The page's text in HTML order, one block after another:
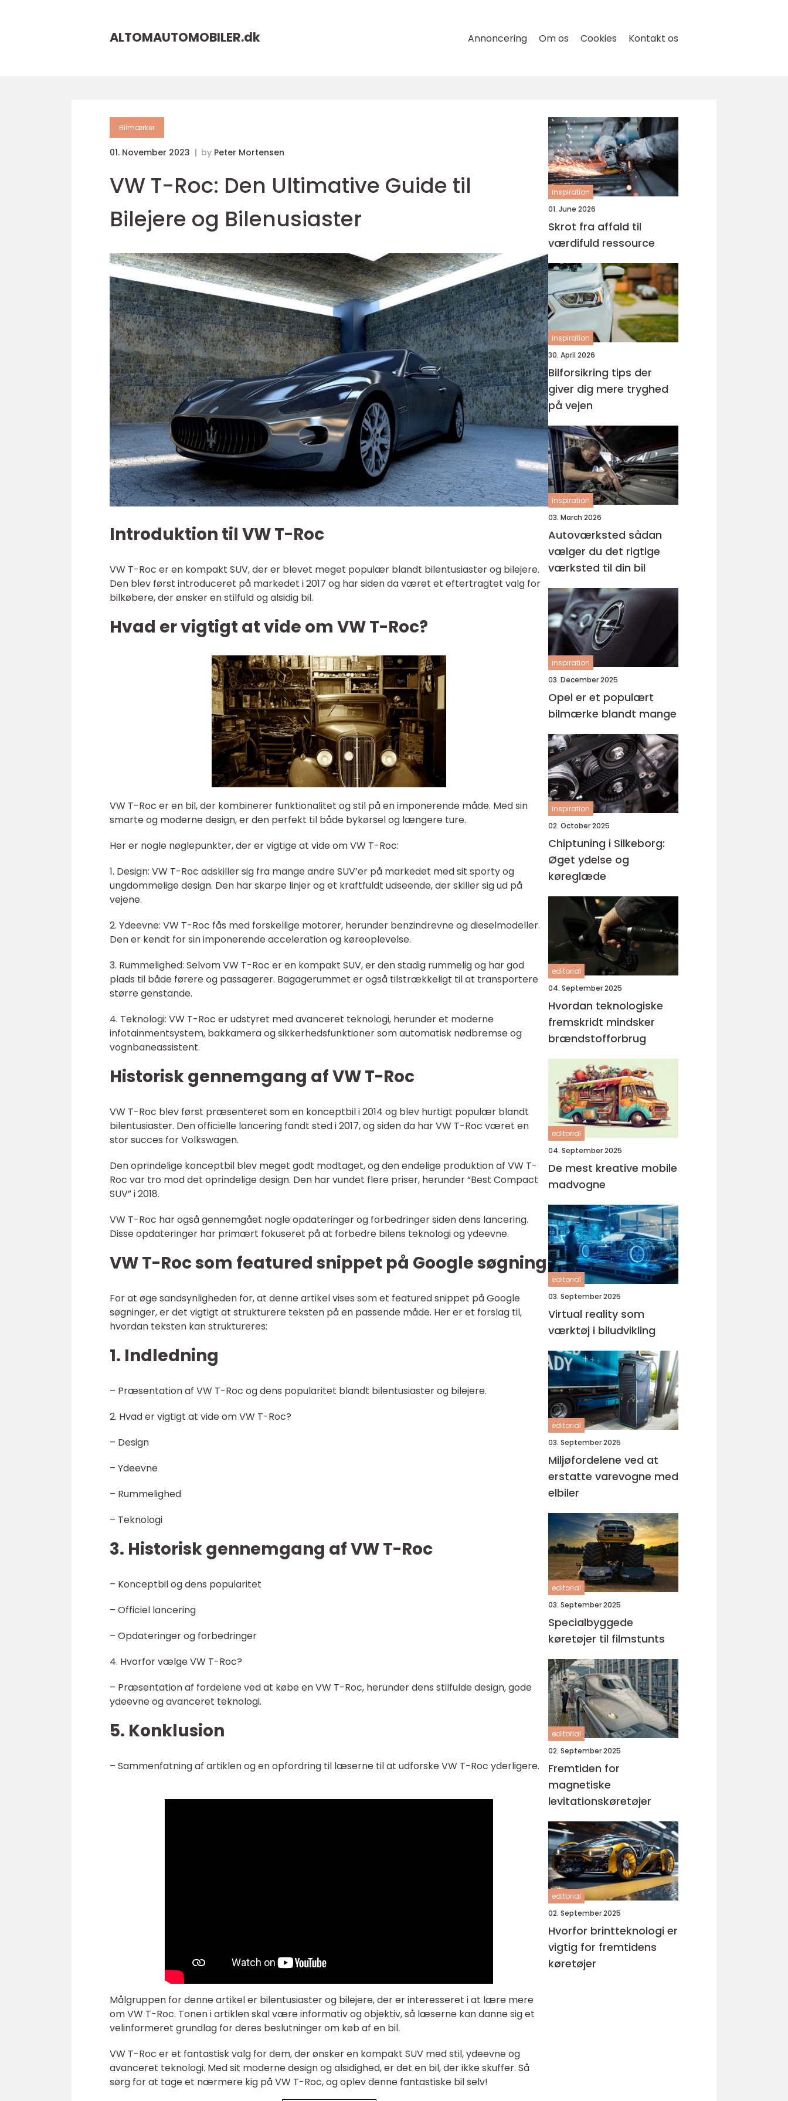
ALTOMAUTOMOBILER.dk Annoncering Om os Cookies Kontakt os
Bilmærker
01. November 2023 by Peter Mortensen
VW T-Roc: Den Ultimative Guide til
Bilejere og Bilenusiaster
Introduktion til VW T-Roc
VW T-Roc er en kompakt SUV, der er blevet meget populær blandt bilentusiaster og bilejere.
Den blev først introduceret på markedet i 2017 og har siden da været et eftertragtet valg for
bilkøbere, der ønsker en stilfuld og alsidig bil.
Hvad er vigtigt at vide om VW T-Roc?
VW T-Roc er en bil, der kombinerer funktionalitet og stil på en imponerende måde. Med sin
smarte og moderne design, er den perfekt til både bykørsel og længere ture.
Her er nogle nøglepunkter, der er vigtige at vide om VW T-Roc:
1. Design: VW T-Roc adskiller sig fra mange andre SUV’er på markedet med sit sporty og
ungdommelige design. Den har skarpe linjer og et kraftfuldt udseende, der skiller sig ud på
vejene.
2. Ydeevne: VW T-Roc fås med forskellige motorer, herunder benzindrevne og dieselmodeller.
Den er kendt for sin imponerende acceleration og køreoplevelse.
3. Rummelighed: Selvom VW T-Roc er en kompakt SUV, er den stadig rummelig og har god
plads til både førere og passagerer. Bagagerummet er også tilstrækkeligt til at transportere
større genstande.
4. Teknologi: VW T-Roc er udstyret med avanceret teknologi, herunder et moderne
infotainmentsystem, bakkamera og sikkerhedsfunktioner som automatisk nødbremse og
vognbaneassistent.
Historisk gennemgang af VW T-Roc
VW T-Roc blev først præsenteret som en konceptbil i 2014 og blev hurtigt populær blandt
bilentusiaster. Den officielle lancering fandt sted i 2017, og siden da har VW T-Roc været en
stor succes for Volkswagen.
Den oprindelige konceptbil blev meget godt modtaget, og den endelige produktion af VW T-
Roc var tro mod det oprindelige design. Den har vundet flere priser, herunder “Best Compact
SUV” i 2018.
VW T-Roc har også gennemgået nogle opdateringer og forbedringer siden dens lancering.
Disse opdateringer har primært fokuseret på at forbedre bilens teknologi og ydeevne.
VW T-Roc som featured snippet på Google søgning
For at øge sandsynligheden for, at denne artikel vises som et featured snippet på Google
søgninger, er det vigtigt at strukturere teksten på en passende måde. Her er et forslag til,
hvordan teksten kan struktureres:
1. Indledning
– Præsentation af VW T-Roc og dens popularitet blandt bilentusiaster og bilejere.
2. Hvad er vigtigt at vide om VW T-Roc?
– Design
– Ydeevne
– Rummelighed
– Teknologi
3. Historisk gennemgang af VW T-Roc
– Konceptbil og dens popularitet
– Officiel lancering
– Opdateringer og forbedringer
4. Hvorfor vælge VW T-Roc?
– Præsentation af fordelene ved at købe en VW T-Roc, herunder dens stilfulde design, gode
ydeevne og avanceret teknologi.
5. Konklusion
– Sammenfatning af artiklen og en opfordring til læserne til at udforske VW T-Roc yderligere.
Målgruppen for denne artikel er bilentusiaster og bilejere, der er interesseret i at lære mere
om VW T-Roc. Tonen i artiklen skal være informativ og objektiv, så læserne kan danne sig et
velinformeret grundlag for deres beslutninger om køb af en bil.
VW T-Roc er et fantastisk valg for dem, der ønsker en kompakt SUV med stil, ydeevne og
avanceret teknologi. Med sit moderne design og alsidighed, er det en bil, der ikke skuffer. Så
sørg for at tage et nærmere kig på VW T-Roc, og oplev denne fantastiske bil selv!
inspiration
01. June 2026
Skrot fra affald til
værdifuld ressource
inspiration
30. April 2026
Bilforsikring tips der
giver dig mere tryghed
på vejen
inspiration
03. March 2026
Autoværksted sådan
vælger du det rigtige
værksted til din bil
inspiration
03. December 2025
Opel er et populært
bilmærke blandt mange
inspiration
02. October 2025
Chiptuning i Silkeborg:
Øget ydelse og
køreglæde
editorial
04. September 2025
Hvordan teknologiske
fremskridt mindsker
brændstofforbrug
editorial
04. September 2025
De mest kreative mobile
madvogne
editorial
03. September 2025
Virtual reality som
værktøj i biludvikling
editorial
03. September 2025
Miljøfordelene ved at
erstatte varevogne med
elbiler
editorial
03. September 2025
Specialbyggede
køretøjer til filmstunts
editorial
02. September 2025
Fremtiden for
magnetiske
levitationskøretøjer
editorial
02. September 2025
Hvorfor brintteknologi er
vigtig for fremtidens
køretøjer